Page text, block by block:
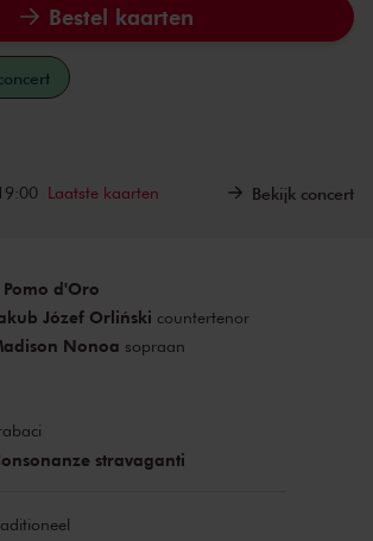
Bestel kaarten
Laatste kaarten Bekijk concert
d'Oro
Józef Orliński countertenor
Nonoa sopraan
stravaganti